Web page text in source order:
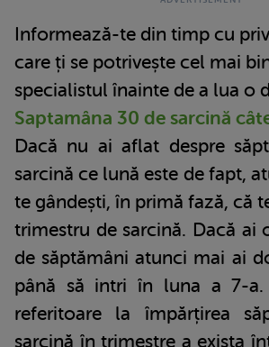
Informează-te din timp cu
care ți se potrivește cel mai
specialistul înainte de a lua o
Saptamâna 30 de sarcină
Dacă nu ai aflat despre
sarcină ce lună este de fapt,
te gândești, în primă fază, că
trimestru de sarcină. Dacă ai
de săptămâni atunci mai ai
până să intri în luna a 7-a.
referitoare la împărțirea
sarcină în trimestre a exista